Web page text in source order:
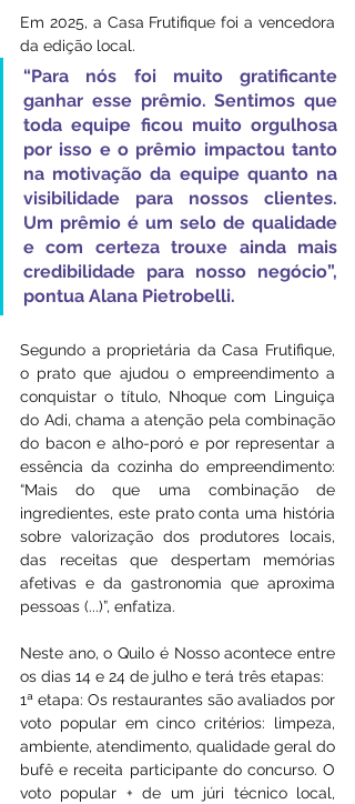
Em 2025, a Casa Frutifique foi a vencedora
da edição local.
“Para nós foi muito gratificante
ganhar esse prêmio. Sentimos que
toda equipe ficou muito orgulhosa
por isso e o prêmio impactou tanto
na motivação da equipe quanto na
visibilidade para nossos clientes.
Um prêmio é um selo de qualidade
e com certeza trouxe ainda mais
credibilidade para nosso negócio”,
pontua Alana Pietrobelli.
Segundo a proprietária da Casa Frutifique,
o prato que ajudou o empreendimento a
conquistar o título, Nhoque com Linguiça
do Adi, chama a atenção pela combinação
do bacon e alho-poró e por representar a
essência da cozinha do empreendimento:
“Mais do que uma combinação de
ingredientes, este prato conta uma história
sobre valorização dos produtores locais,
das receitas que despertam memórias
afetivas e da gastronomia que aproxima
pessoas (...)”, enfatiza.
Neste ano, o Quilo é Nosso acontece entre
os dias 14 e 24 de julho e terá três etapas:
1ª etapa: Os restaurantes são avaliados por
voto popular em cinco critérios: limpeza,
ambiente, atendimento, qualidade geral do
bufê e receita participante do concurso. O
voto popular + de um júri técnico local,